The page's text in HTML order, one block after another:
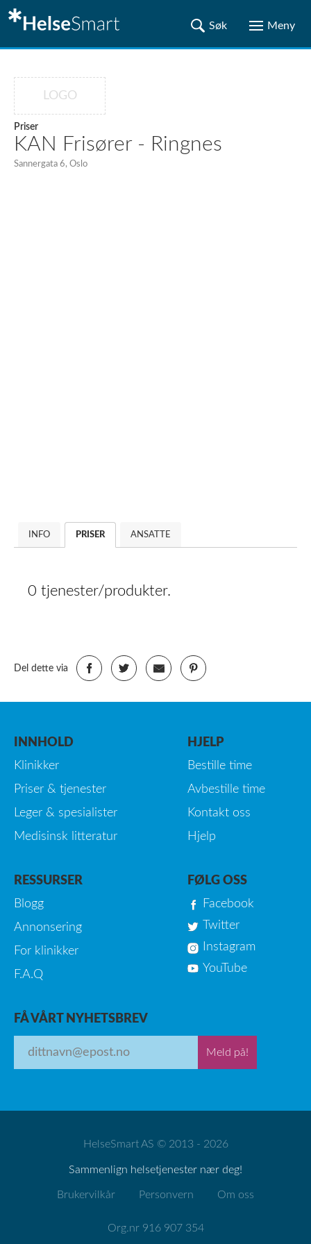
LOGO
Priser
KAN Frisører - Ringnes
Sannergata 6, Oslo
INFO PRISER ANSATTE
0 tjenester/produkter.
Del dette via
INNHOLD
Klinikker
Priser & tjenester
Leger & spesialister
Medisinsk litteratur
HJELP
Bestille time
Avbestille time
Kontakt oss
Hjelp
RESSURSER
Blogg
Annonsering
For klinikker
F.A.Q
FØLG OSS
Facebook
Twitter
Instagram
YouTube
FÅ VÅRT NYHETSBREV
Meld på!
HelseSmart AS © 2013 - 2026
Sammenlign helsetjenester nær deg!
Brukervilkår Personvern Om oss
Org.nr 916 907 354